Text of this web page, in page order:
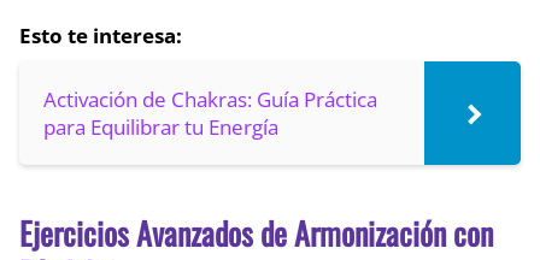
Esto te interesa:
Activación de Chakras: Guía Práctica
para Equilibrar tu Energía
Ejercicios Avanzados de Armonización con